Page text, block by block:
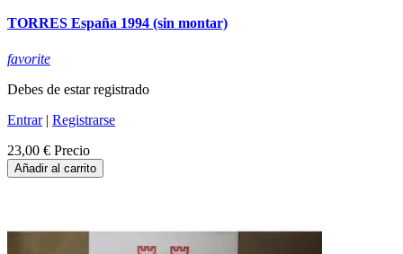
TORRES España 1994 (sin montar)
favorite
Debes de estar registrado
Entrar| Registrarse
23,00 € Precio
Añadir al carrito